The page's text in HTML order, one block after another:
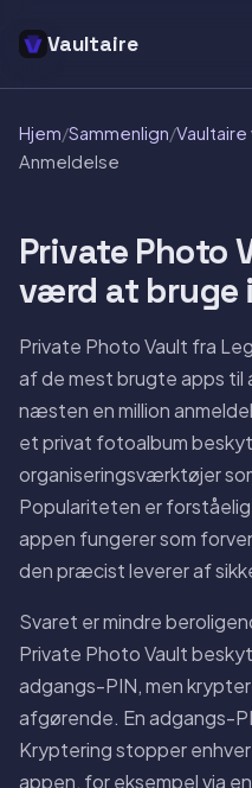
Vaultaire
Hjem/Sammenlign/Vaultaire
Anmeldelse
Private Photo
værd at bruge
Private Photo Vault fra
af de mest brugte apps til
næsten en million
et privat fotoalbum
organiseringsværktøjer
Populariteten er
appen fungerer som
den præcist leverer af
Svaret er mindre
Private Photo Vault
adgangs-PIN, men
afgørende. En adgangs-
Kryptering stopper
appen, for eksempel via